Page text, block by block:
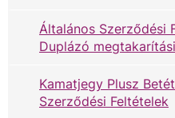
Általános Szerződési
Duplázó
Kamatjegy Plusz
Szerződési Feltételek